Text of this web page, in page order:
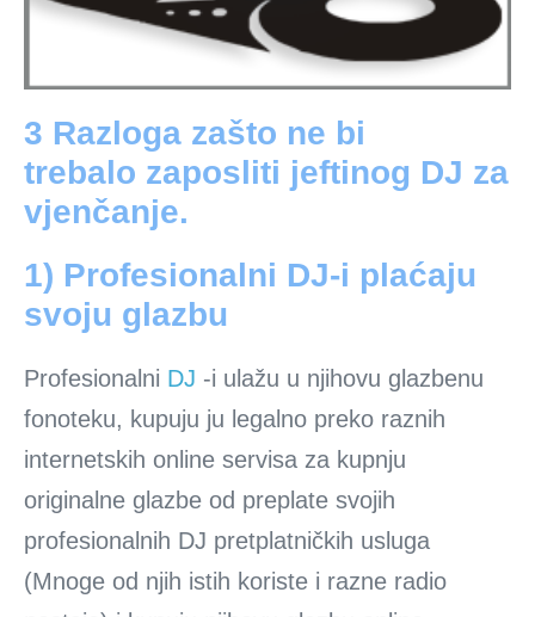
3 Razloga zašto ne bi
trebalo zaposliti jeftinog DJ za
vjenčanje.
1) Profesionalni DJ-i plaćaju
svoju glazbu
Profesionalni DJ -i ulažu u njihovu glazbenu
fonoteku, kupuju ju legalno preko raznih
internetskih online servisa za kupnju
originalne glazbe od preplate svojih
profesionalnih DJ pretplatničkih usluga
(Mnoge od njih istih koriste i razne radio